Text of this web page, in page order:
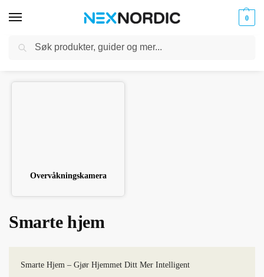
0
til
Kabler
Overvåkningskamera
Smarte hjem
Smarte Hjem – Gjør Hjemmet Ditt Mer Intelligent